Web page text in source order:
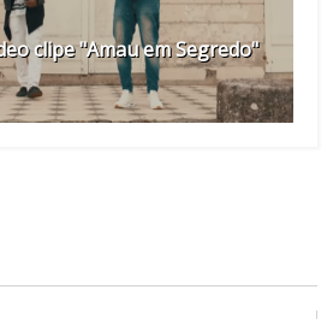
clipe "Amau em Segredo"